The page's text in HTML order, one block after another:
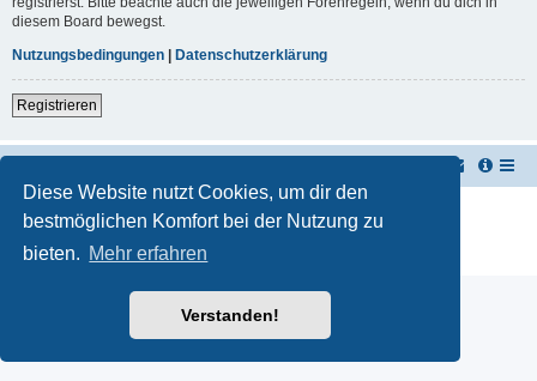
Diese Website nutzt Cookies, um dir den
bestmöglichen Komfort bei der Nutzung zu
bieten. Mehr erfahren
Verstanden!
diesem Board bewegst.
Nutzungsbedingungen
Datenschutzerklärung
Registrieren
Deutsche Übersetzung durchphpBB.de
Datenschutz